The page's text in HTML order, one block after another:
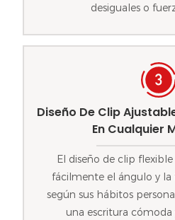
desiguales o
Diseño De Clip
En Cualquier
El diseño de clip
fácilmente el ángulo y la
según sus hábitos
una escritura cómoda